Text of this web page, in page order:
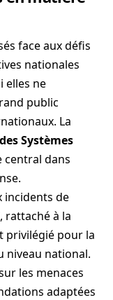
face aux défis
nationales
elles ne
public
La
Systèmes
central dans
incidents de
rattaché à la
privilégié pour la
niveau national.
les menaces
adaptées